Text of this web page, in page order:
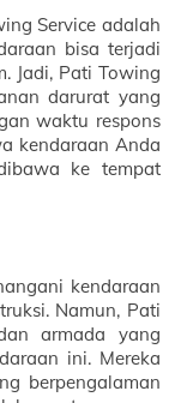
Service adalah
bisa terjadi
Jadi, Pati Towing
darurat yang
waktu respons
kendaraan Anda
ke tempat
kendaraan
Namun, Pati
armada yang
ini. Mereka
berpengalaman